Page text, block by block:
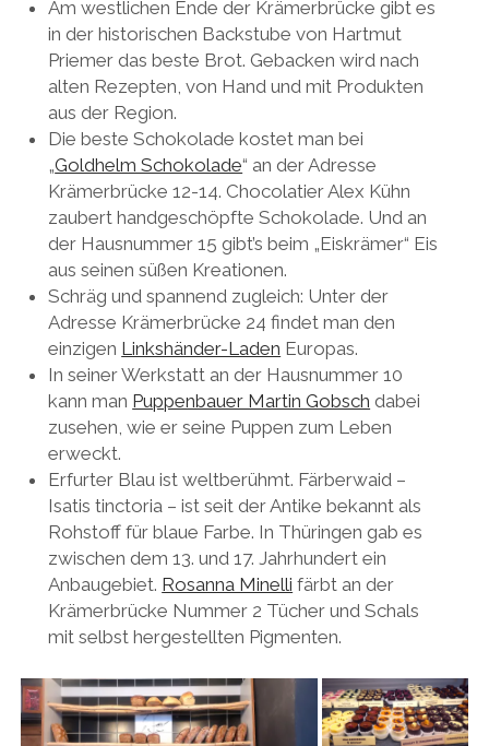
Am westlichen Ende der Krämerbrücke gibt es
in der historischen Backstube von Hartmut
Priemer das beste Brot. Gebacken wird nach
alten Rezepten, von Hand und mit Produkten
aus der Region.
Die beste Schokolade kostet man bei
„Goldhelm Schokolade“ an der Adresse
Krämerbrücke 12-14. Chocolatier Alex Kühn
zaubert handgeschöpfte Schokolade. Und an
der Hausnummer 15 gibt’s beim „Eiskrämer“ Eis
aus seinen süßen Kreationen.
Schräg und spannend zugleich: Unter der
Adresse Krämerbrücke 24 findet man den
einzigen Linkshänder-Laden Europas.
In seiner Werkstatt an der Hausnummer 10
kann man Puppenbauer Martin Gobsch dabei
zusehen, wie er seine Puppen zum Leben
erweckt.
Erfurter Blau ist weltberühmt. Färberwaid –
Isatis tinctoria – ist seit der Antike bekannt als
Rohstoff für blaue Farbe. In Thüringen gab es
zwischen dem 13. und 17. Jahrhundert ein
Anbaugebiet. Rosanna Minelli färbt an der
Krämerbrücke Nummer 2 Tücher und Schals
mit selbst hergestellten Pigmenten.